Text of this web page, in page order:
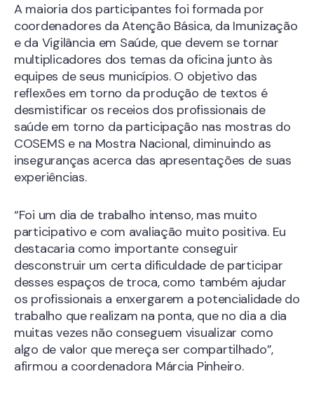
A maioria dos participantes foi formada por
coordenadores da Atenção Básica, da Imunização
e da Vigilância em Saúde, que devem se tornar
multiplicadores dos temas da oficina junto às
equipes de seus municípios. O objetivo das
reflexões em torno da produção de textos é
desmistificar os receios dos profissionais de
saúde em torno da participação nas mostras do
COSEMS e na Mostra Nacional, diminuindo as
inseguranças acerca das apresentações de suas
experiências.
“Foi um dia de trabalho intenso, mas muito
participativo e com avaliação muito positiva. Eu
destacaria como importante conseguir
desconstruir um certa dificuldade de participar
desses espaços de troca, como também ajudar
os profissionais a enxergarem a potencialidade do
trabalho que realizam na ponta, que no dia a dia
muitas vezes não conseguem visualizar como
algo de valor que mereça ser compartilhado”,
afirmou a coordenadora Márcia Pinheiro.